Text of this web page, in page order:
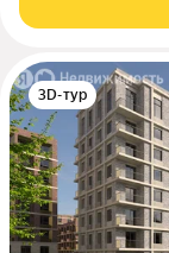
3D-тур